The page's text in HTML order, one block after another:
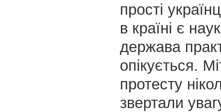
прості
в країні є
держава
опікується.
протесту
звертали